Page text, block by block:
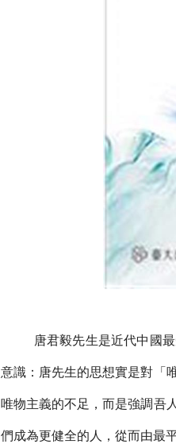
唐君毅先生是近代中國
意識：唐先生的思想實是對「
唯物主義的不足，而是強調吾
們成為更健全的人，從而由最